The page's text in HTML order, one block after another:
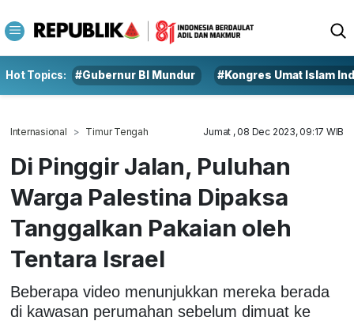
Hot Topics: #Gubernur BI Mundur #Kongres Umat Islam
Internasional Timur Tengah Jumat , 08 Dec 2023, 09:17 WIB
Di Pinggir Jalan, Puluhan
Warga Palestina Dipaksa
Tanggalkan Pakaian oleh
Tentara Israel
Beberapa video menunjukkan mereka berada
di kawasan perumahan sebelum dimuat ke